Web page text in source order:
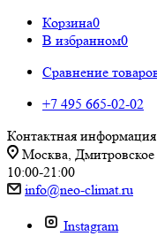
Корзина0
В избранном0
Сравнение
+7 495 665-02-02
Контактная информация
Москва,
10:00-21:00
info@neo-climat.ru
Instagram